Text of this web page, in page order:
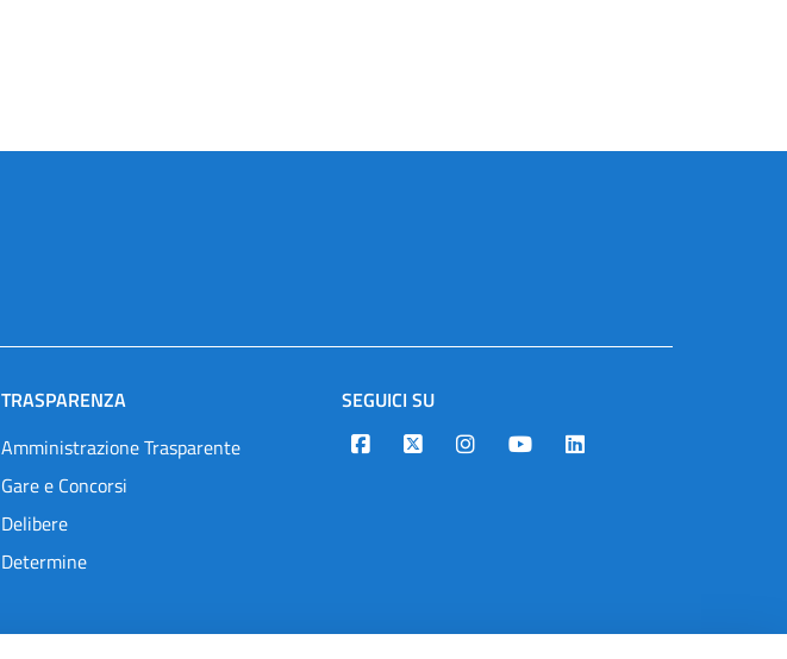
TRASPARENZA
Amministrazione Trasparente
Gare e Concorsi
Delibere
Determine
SEGUICI SU
Designers Italia
TwitterInstagramYoutubeLinkedin